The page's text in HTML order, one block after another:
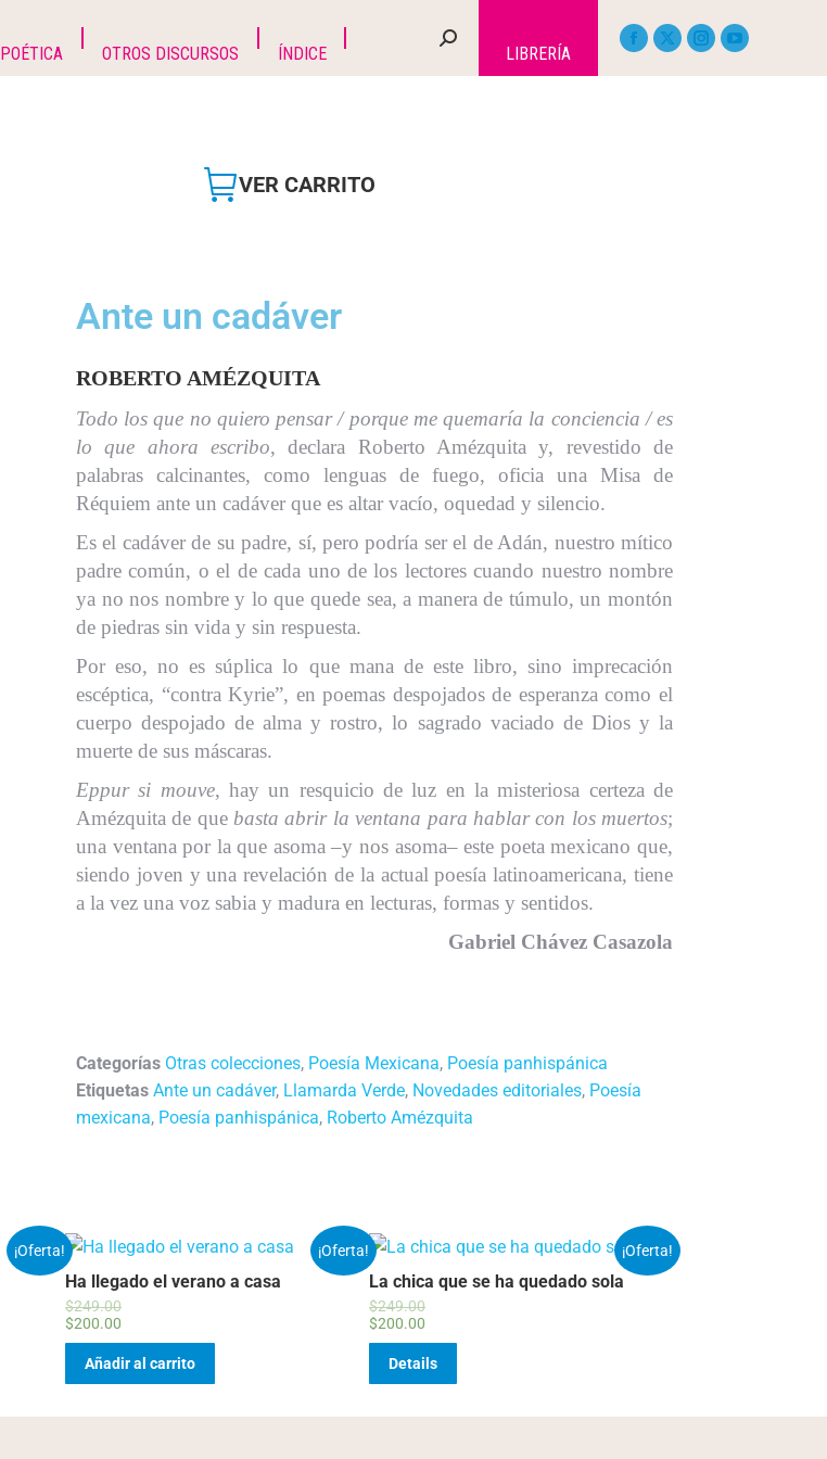
POÉTICA OTROS DISCURSOS ÍNDICE LIBRERÍA
VER CARRITO
Ante un cadáver
ROBERTO AMÉZQUITA
Todo los que no quiero pensar / porque me quemaría la conciencia / es
lo que ahora escribo, declara Roberto Amézquita y, revestido de
palabras calcinantes, como lenguas de fuego, oficia una Misa de
Réquiem ante un cadáver que es altar vacío, oquedad y silencio.
Es el cadáver de su padre, sí, pero podría ser el de Adán, nuestro mítico
padre común, o el de cada uno de los lectores cuando nuestro nombre
ya no nos nombre y lo que quede sea, a manera de túmulo, un montón
de piedras sin vida y sin respuesta.
Por eso, no es súplica lo que mana de este libro, sino imprecación
escéptica, “contra Kyrie”, en poemas despojados de esperanza como el
cuerpo despojado de alma y rostro, lo sagrado vaciado de Dios y la
muerte de sus máscaras.
Eppur si mouve, hay un resquicio de luz en la misteriosa certeza de
Amézquita de que basta abrir la ventana para hablar con los muertos;
una ventana por la que asoma –y nos asoma– este poeta mexicano que,
siendo joven y una revelación de la actual poesía latinoamericana, tiene
a la vez una voz sabia y madura en lecturas, formas y sentidos.
Gabriel Chávez Casazola
Categorías Otras colecciones, Poesía Mexicana, Poesía panhispánica
Etiquetas Ante un cadáver, Llamarda Verde, Novedades editoriales, Poesía
mexicana, Poesía panhispánica, Roberto Amézquita
¡Oferta! ¡Oferta!
Ha llegado el verano a casa
$249.00
$200.00
Añadir al carrito
¡Oferta!
La chica que se ha quedado sola
$249.00
$200.00
Details